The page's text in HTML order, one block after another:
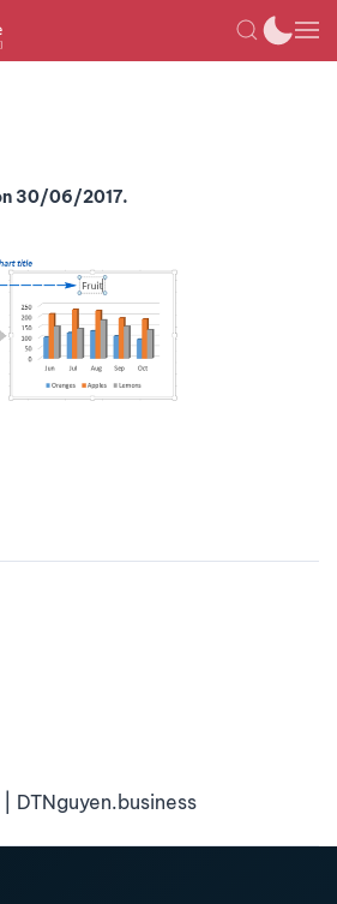
30/06/2017.
DTNguyen.business